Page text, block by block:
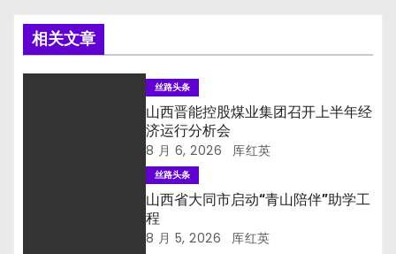
相关文章
丝路头条
山西晋能控股煤业集团召开上半年经
济运行分析会
8 月 6, 2026 厍红英
丝路头条
山西省大同市启动“青山陪伴”助学工
程
8 月 5, 2026 厍红英